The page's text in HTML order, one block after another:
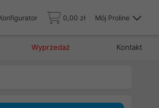
0,00 zł Mój Proline
Wyprzedaż Kontakt